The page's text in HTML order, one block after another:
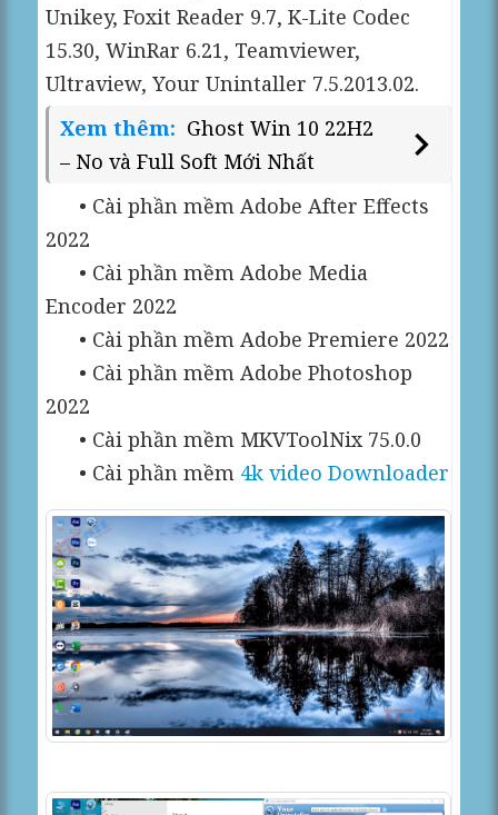
Unikey, Foxit Reader 9.7, K-Lite Codec
15.30, WinRar 6.21, Teamviewer,
Ultraview, Your Unintaller 7.5.2013.02.
Xem thêm: Ghost Win 10 22H2
– No và Full Soft Mới Nhất
• Cài phần mềm Adobe After Effects
2022
• Cài phần mềm Adobe Media
Encoder 2022
• Cài phần mềm Adobe Premiere 2022
• Cài phần mềm Adobe Photoshop
2022
• Cài phần mềm MKVToolNix 75.0.0
• Cài phần mềm 4k video Downloader